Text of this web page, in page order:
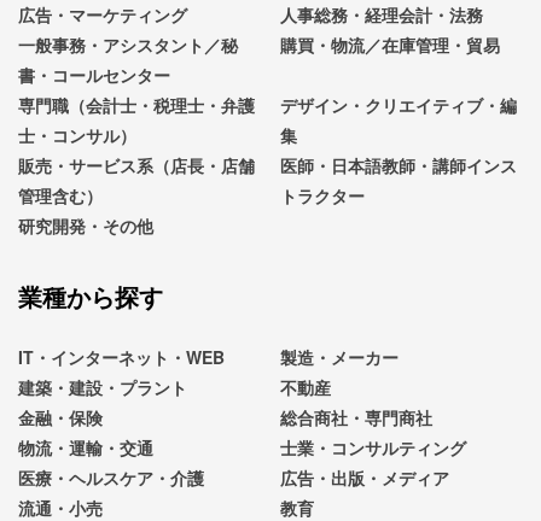
広告・マーケティング
人事総務・経理会計・法務
一般事務・アシスタント／秘
書・コールセンター
購買・物流／在庫管理・貿易
専門職（会計士・税理士・弁護
士・コンサル）
デザイン・クリエイティブ・編
集
販売・サービス系（店長・店舗
管理含む）
医師・日本語教師・講師インス
トラクター
研究開発・その他
業種から探す
IT・インターネット・WEB
製造・メーカー
建築・建設・プラント
不動産
金融・保険
総合商社・専門商社
物流・運輸・交通
士業・コンサルティング
医療・ヘルスケア・介護
広告・出版・メディア
流通・小売
教育